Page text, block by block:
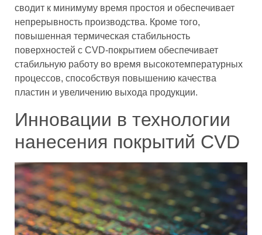
сводит к минимуму время простоя и обеспечивает
непрерывность производства. Кроме того,
повышенная термическая стабильность
поверхностей с CVD-покрытием обеспечивает
стабильную работу во время высокотемпературных
процессов, способствуя повышению качества
пластин и увеличению выхода продукции.
Инновации в технологии
нанесения покрытий CVD